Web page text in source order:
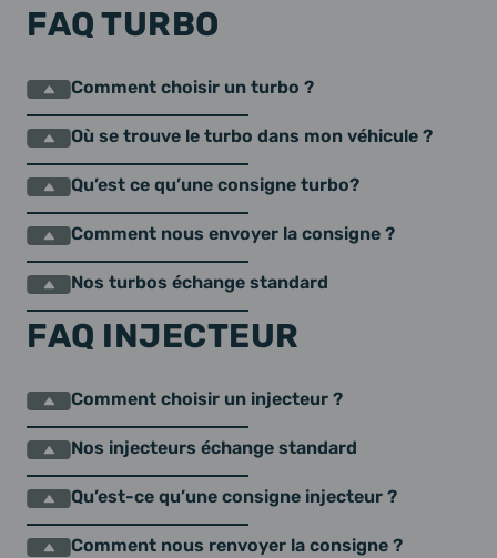
FAQ TURBO
Comment choisir un turbo ?
Où se trouve le turbo dans mon véhicule ?
Qu’est ce qu’une consigne turbo?
Comment nous envoyer la consigne ?
Nos turbos échange standard
FAQ INJECTEUR
Comment choisir un injecteur ?
Nos injecteurs échange standard
Qu’est-ce qu’une consigne injecteur ?
Comment nous renvoyer la consigne ?